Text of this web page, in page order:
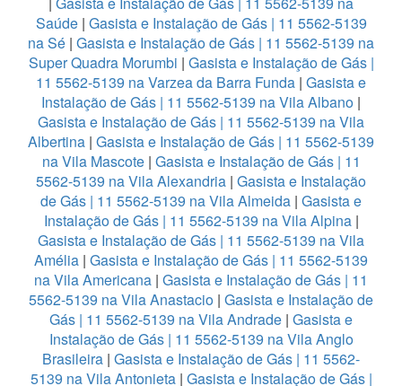
Saúde| Gasista e Instalação de Gás | 11 5562-5139
na Sé | Gasista e Instalação de Gás | 11 5562-5139 na
Super Quadra Morumbi | Gasista e Instalação de Gás |
11 5562-5139 na Varzea da Barra Funda | Gasista e
Instalação de Gás | 11 5562-5139 na Vila Albano |
Gasista e Instalação de Gás | 11 5562-5139 na Vila
Albertina | Gasista e Instalação de Gás | 11 5562-5139
na Vila Mascote| Gasista e Instalação de Gás | 11
5562-5139 na Vila Alexandria | Gasista e Instalação
de Gás | 11 5562-5139 na Vila Almeida | Gasista e
Instalação de Gás | 11 5562-5139 na Vila Alpina |
Gasista e Instalação de Gás | 11 5562-5139 na Vila
Amélia | Gasista e Instalação de Gás | 11 5562-5139
na Vila Americana | Gasista e Instalação de Gás | 11
5562-5139 na Vila Anastacio | Gasista e Instalação de
Gás | 11 5562-5139 na Vila Andrade | Gasista e
Instalação de Gás | 11 5562-5139 na Vila Anglo
Brasileira | Gasista e Instalação de Gás | 11 5562-
5139 na Vila Antonieta| Gasista e Instalação de Gás |